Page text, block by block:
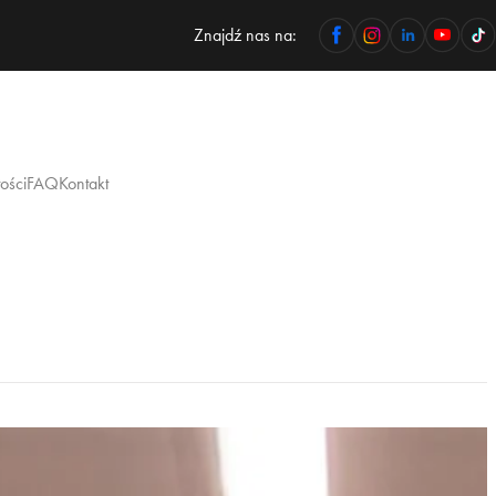
Znajdź nas na:
FAQKontakt